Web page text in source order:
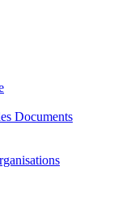
Documents